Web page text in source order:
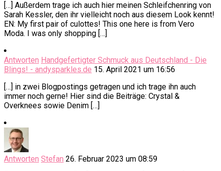
[…] Außerdem trage ich auch hier meinen Schleifchenring von
Sarah Kessler, den ihr vielleicht noch aus diesem Look kennt!
EN: My first pair of culottes! This one here is from Vero
Moda. I was only shopping […]
Antworten Handgefertigter Schmuck aus Deutschland - Die
Blings! - andysparkles.de 15. April 2021 um 16:56
[…] in zwei Blogpostings getragen und ich trage ihn auch
immer noch gerne! Hier sind die Beiträge: Crystal &
Overknees sowie Denim […]
Antworten Stefan 26. Februar 2023 um 08:59